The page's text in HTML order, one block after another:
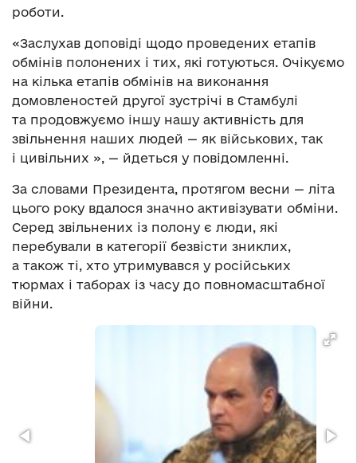
роботи.
«Заслухав доповіді щодо проведених етапів
обмінів полонених і тих, які готуються. Очікуємо
на кілька етапів обмінів на виконання
домовленостей другої зустрічі в Стамбулі
та продовжуємо іншу нашу активність для
звільнення наших людей — як військових, так
і цивільних », — йдеться у повідомленні.
За словами Президента, протягом весни — літа
цього року вдалося значно активізувати обміни.
Серед звільнених із полону є люди, які
перебували в категорії безвісти зниклих,
а також ті, хто утримувався у російських
тюрмах і таборах із часу до повномасштабної
війни.